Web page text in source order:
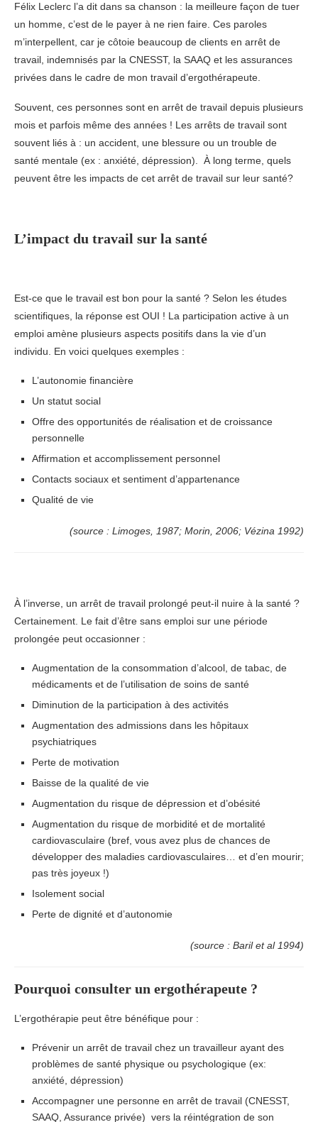
Félix Leclerc l’a dit dans sa chanson : la meilleure façon de tuer
un homme, c’est de le payer à ne rien faire. Ces paroles
m’interpellent, car je côtoie beaucoup de clients en arrêt de
travail, indemnisés par la CNESST, la SAAQ et les assurances
privées dans le cadre de mon travail d’ergothérapeute.
Souvent, ces personnes sont en arrêt de travail depuis plusieurs
mois et parfois même des années ! Les arrêts de travail sont
souvent liés à : un accident, une blessure ou un trouble de
santé mentale (ex : anxiété, dépression). À long terme, quels
peuvent être les impacts de cet arrêt de travail sur leur santé?
L’impact du travail sur la santé
Est-ce que le travail est bon pour la santé ? Selon les études
scientifiques, la réponse est OUI ! La participation active à un
emploi amène plusieurs aspects positifs dans la vie d’un
individu. En voici quelques exemples :
L’autonomie financière
Un statut social
Offre des opportunités de réalisation et de croissance
personnelle
Affirmation et accomplissement personnel
Contacts sociaux et sentiment d’appartenance
Qualité de vie
(source : Limoges, 1987; Morin, 2006; Vézina 1992)
À l’inverse, un arrêt de travail prolongé peut-il nuire à la santé ?
Certainement. Le fait d’être sans emploi sur une période
prolongée peut occasionner :
Augmentation de la consommation d’alcool, de tabac, de
médicaments et de l’utilisation de soins de santé
Diminution de la participation à des activités
Augmentation des admissions dans les hôpitaux
psychiatriques
Perte de motivation
Baisse de la qualité de vie
Augmentation du risque de dépression et d’obésité
Augmentation du risque de morbidité et de mortalité
cardiovasculaire (bref, vous avez plus de chances de
développer des maladies cardiovasculaires… et d’en mourir;
pas très joyeux !)
Isolement social
Perte de dignité et d’autonomie
(source : Baril et al 1994)
Pourquoi consulter un ergothérapeute ?
L’ergothérapie peut être bénéfique pour :
Prévenir un arrêt de travail chez un travailleur ayant des
problèmes de santé physique ou psychologique (ex:
anxiété, dépression)
Accompagner une personne en arrêt de travail (CNESST,
SAAQ, Assurance privée) vers la réintégration de son